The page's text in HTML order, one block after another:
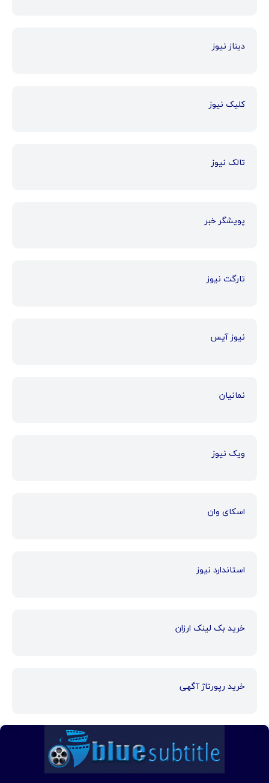
دیناز نیوز
کلیک نیوز
تالک نیوز
پویشگر خبر
تارگت نیوز
نیوز آیس
نمانیان
ویک نیوز
اسکای وان
استاندارد نیوز
خرید بک لینک ارزان
خرید رپورتاژ آگهی